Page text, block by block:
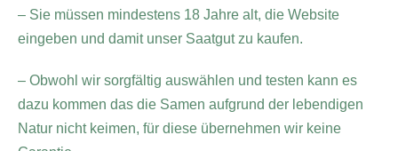
– Sie müssen mindestens 18 Jahre alt, die Website
eingeben und damit unser Saatgut zu kaufen.
– Obwohl wir sorgfältig auswählen und testen kann es
dazu kommen das die Samen aufgrund der lebendigen
Natur nicht keimen, für diese übernehmen wir keine